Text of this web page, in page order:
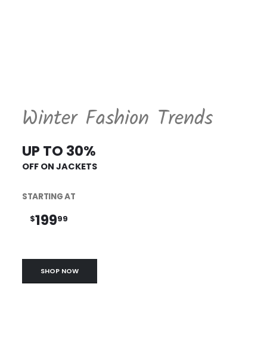
Winter Fashion Trends
UP TO 30%
OFF ON JACKETS
STARTING AT
$19999
SHOP NOW